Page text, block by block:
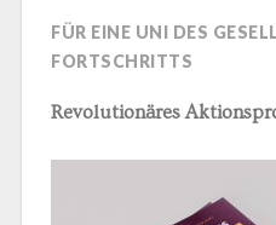
FÜR EINE UNI DES
FORTSCHRITTS
Revolutionäres